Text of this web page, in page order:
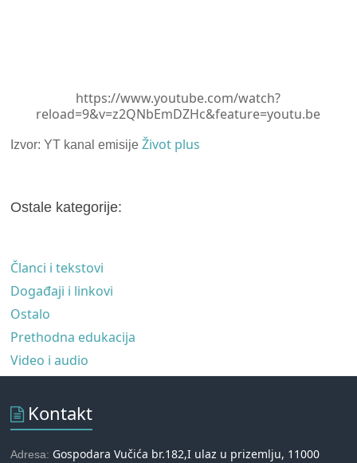
https://www.youtube.com/watch?
reload=9&v=z2QNbEmDZHc&feature=youtu.be
Izvor: YT kanal emisijeŽivot plus
Ostale kategorije:
Članci i tekstovi
Događaji i linkovi
Ostalo
Prethodna edukacija
Video i audio
Kontakt
Adresa: Gospodara Vučića br.182,I ulaz u prizemlju, 11000